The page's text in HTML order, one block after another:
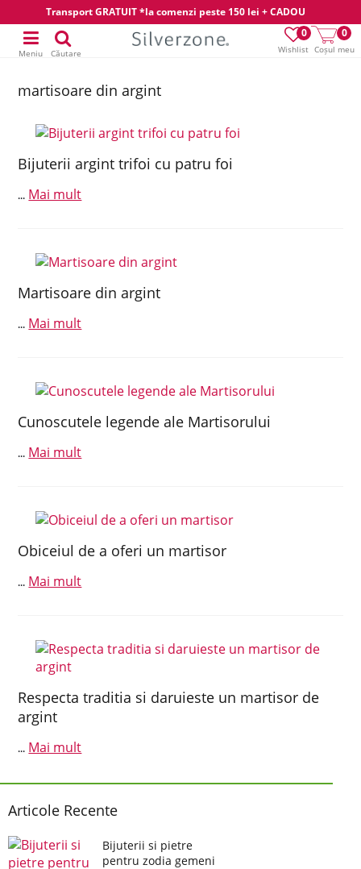
Transport GRATUIT *la comenzi peste 150 lei + CADOU
Wishlist
0
Coșul meu
0
Meniu Căutare
martisoare din argint
Bijuterii argint trifoi cu patru foi
... Mai mult
Martisoare din argint
... Mai mult
Cunoscutele legende ale Martisorului
... Mai mult
Obiceiul de a oferi un martisor
... Mai mult
Respecta traditia si daruieste un martisor de
argint
... Mai mult
Articole Recente
Bijuterii si pietre
pentru zodia gemeni